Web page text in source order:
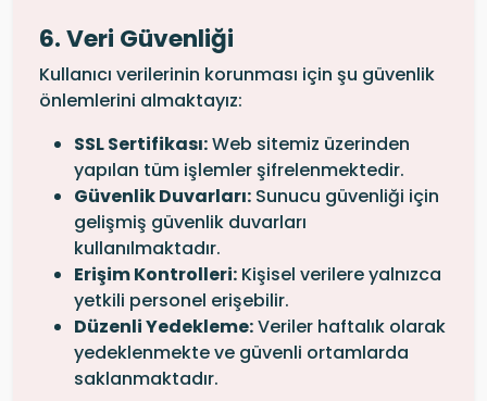
6. Veri Güvenliği
Kullanıcı verilerinin korunması için şu güvenlik
önlemlerini almaktayız:
SSL Sertifikası:Web sitemiz üzerinden
yapılan tüm işlemler şifrelenmektedir.
Güvenlik Duvarları: Sunucu güvenliği için
gelişmiş güvenlik duvarları
kullanılmaktadır.
Erişim Kontrolleri: Kişisel verilere yalnızca
yetkili personel erişebilir.
Düzenli Yedekleme:Veriler haftalık olarak
yedeklenmekte ve güvenli ortamlarda
saklanmaktadır.